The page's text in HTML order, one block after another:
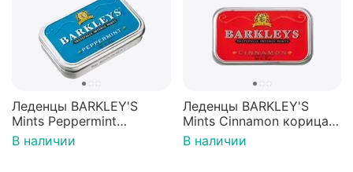
Леденцы BARKLEY'S
Mints Peppermint
перечная мята 50г,
Нидерланды
В наличии
Леденцы BARKLEY'S
Mints Cinnamon корица
50г, Нидерланды
В наличии